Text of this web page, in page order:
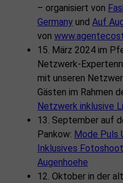
– organisiert von
Germany und Auf
von
15. März 2024 im
Netzwerk-
mit unseren
Gästen im Rahmen
Netzwerk inklusive
13. September auf
Pankow: Mode Puls
Inklusives
Augenhoehe
12. Oktober in der